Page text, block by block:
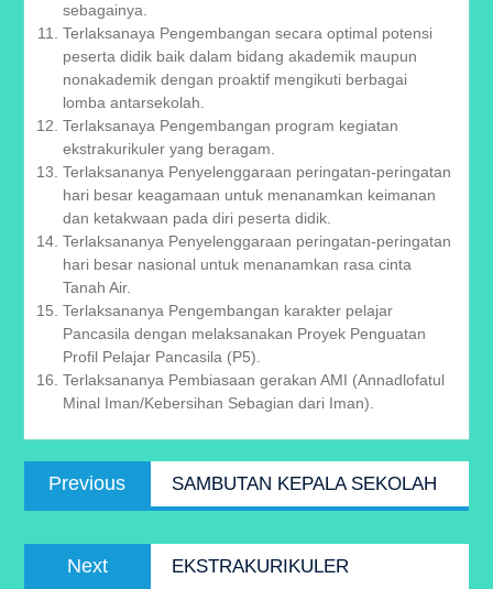
sebagainya.
Terlaksanaya Pengembangan secara optimal potensi
peserta didik baik dalam bidang akademik maupun
nonakademik dengan proaktif mengikuti berbagai
lomba antarsekolah.
Terlaksanaya Pengembangan program kegiatan
ekstrakurikuler yang beragam.
Terlaksananya Penyelenggaraan peringatan-peringatan
hari besar keagamaan untuk menanamkan keimanan
dan ketakwaan pada diri peserta didik.
Terlaksananya Penyelenggaraan peringatan-peringatan
hari besar nasional untuk menanamkan rasa cinta
Tanah Air.
Terlaksananya Pengembangan karakter pelajar
Pancasila dengan melaksanakan Proyek Penguatan
Profil Pelajar Pancasila (P5).
Terlaksananya Pembiasaan gerakan AMI (Annadlofatul
Minal Iman/Kebersihan Sebagian dari Iman).
Post
navigation
Previous
post:
SAMBUTAN KEPALA SEKOLAH
Next
post:
EKSTRAKURIKULER